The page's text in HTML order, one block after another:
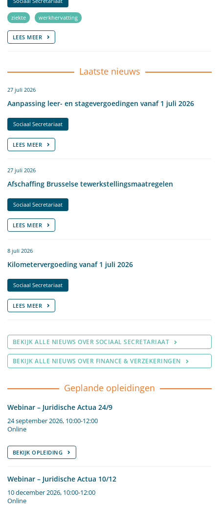
ziekte werkhervatting
LEES MEER
Laatste nieuws
27 juli 2026
Aanpassing leer- en stagevergoedingen vanaf 1 juli 2026
Sociaal Secretariaat
LEES MEER
27 juli 2026
Afschaffing Brusselse tewerkstellingsmaatregelen
Sociaal Secretariaat
LEES MEER
8 juli 2026
Kilometervergoeding vanaf 1 juli 2026
Sociaal Secretariaat
LEES MEER
BEKIJK ALLE NIEUWS OVER SOCIAAL SECRETARIAAT
BEKIJK ALLE NIEUWS OVER FINANCE & VERZEKERINGEN
Geplande opleidingen
Webinar – Juridische Actua 24/9
24 september 2026, 10:00-12:00
Online
BEKIJK OPLEIDING
Webinar – Juridische Actua 10/12
10 december 2026, 10:00-12:00
Online